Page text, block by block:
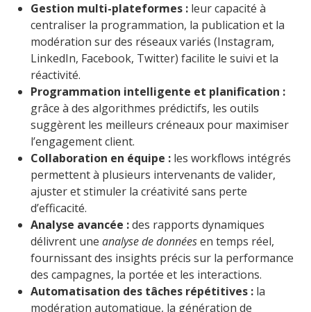
Gestion multi-plateformes : leur capacité à
centraliser la programmation, la publication et la
modération sur des réseaux variés (Instagram,
LinkedIn, Facebook, Twitter) facilite le suivi et la
réactivité.
Programmation intelligente et planification :
grâce à des algorithmes prédictifs, les outils
suggèrent les meilleurs créneaux pour maximiser
l’engagement client.
Collaboration en équipe : les workflows intégrés
permettent à plusieurs intervenants de valider,
ajuster et stimuler la créativité sans perte
d’efficacité.
Analyse avancée :des rapports dynamiques
délivrent une analyse de donnéesen temps réel,
fournissant des insights précis sur la performance
des campagnes, la portée et les interactions.
Automatisation des tâches répétitives : la
modération automatique, la génération de